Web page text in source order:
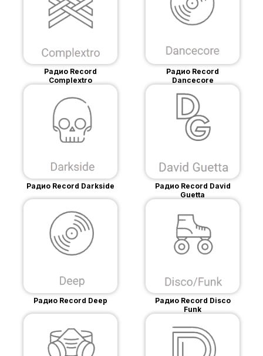
Радио Record
Complextro
Радио Record
Dancecore
Радио Record Darkside
Радио Record David
Guetta
Радио Record Deep
Радио Record Disco
Funk